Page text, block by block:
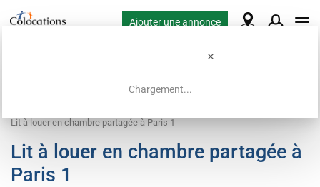
Chargement...
Ajouter une annonce
Lit à louer en chambre partagée à Paris 1
Lit à louer en chambre partagée à
Paris 1